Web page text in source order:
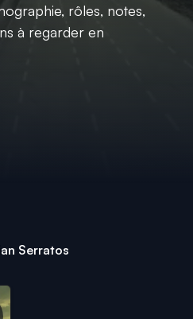
rôles, notes,
à regarder en
Serratos